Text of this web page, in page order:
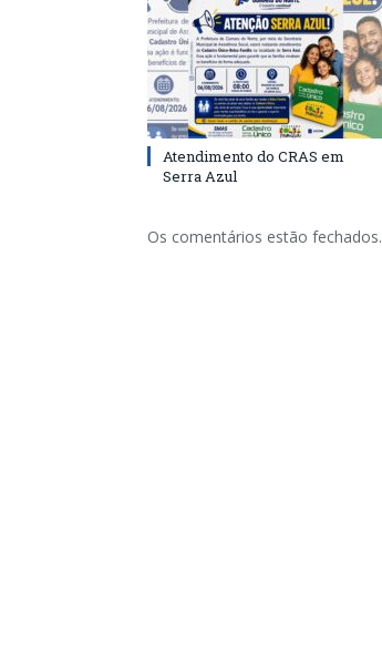
Atendimento do CRAS em
Serra Azul
Os comentários estão fechados.